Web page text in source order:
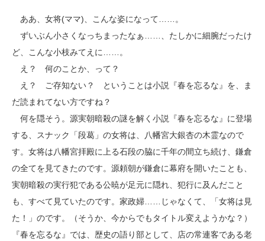
ああ、女将(ママ)、こんな姿になって……。
ずいぶん小さくなっちまったなぁ……、たしかに細腕だったけ
ど、こんな小枝みてえに……。
え？ 何のことか、って？
え？ ご存知ない？ ということは小説『春を忘るな』を、ま
だ読まれてない方ですね？
何を隠そう。源実朝暗殺の謎を解く小説『春を忘るな』に登場
する、スナック「段葛」の女将は、八幡宮大銀杏の木霊なので
す。女将は八幡宮拝殿に上る石段の脇に千年の間立ち続け、鎌倉
の全てを見てきたのです。源頼朝が鎌倉に幕府を開いたことも、
実朝暗殺の実行犯である公暁が足元に隠れ、犯行に及んだこと
も、すべて見ていたのです。家政婦……じゃなくて、「女将は見
た！」のです。（そうか、今からでもタイトル変えようかな？）
『春を忘るな』では、歴史の語り部として、店の常連客である老